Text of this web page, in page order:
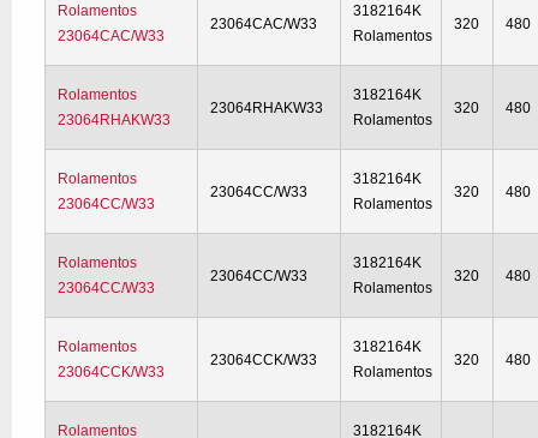
Rolamentos
23064CAC/W33
23064CAC/W33
3182164K
Rolamentos
320 480
Rolamentos
23064RHAKW33
23064RHAKW33
3182164K
Rolamentos
320 480
Rolamentos
23064CC/W33
23064CC/W33
3182164K
Rolamentos
320 480
Rolamentos
23064CC/W33
23064CC/W33
3182164K
Rolamentos
320 480
Rolamentos
23064CCK/W33
23064CCK/W33
3182164K
Rolamentos
320 480
Rolamentos 3182164K